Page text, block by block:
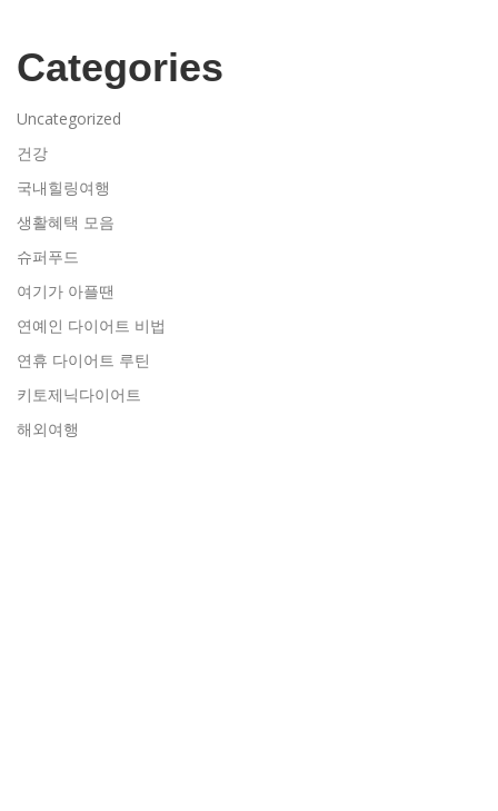
Categories
Uncategorized
건강
국내힐링여행
생활혜택 모음
슈퍼푸드
여기가 아플땐
연예인 다이어트 비법
연휴 다이어트 루틴
키토제닉다이어트
해외여행